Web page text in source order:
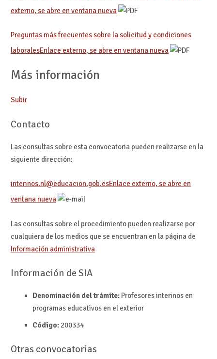
externo, se abre en ventana nueva
Preguntas más frecuentes sobre la solicitud y condiciones
laboralesEnlace externo, se abre en ventana nueva
Más información
Subir
Contacto
Las consultas sobre esta convocatoria pueden realizarse en la
siguiente dirección:
interinos.nl@educacion.gob.esEnlace externo, se abre en
ventana nueva
Las consultas sobre el procedimiento pueden realizarse por
cualquiera de los medios que se encuentran en la página de
Información administrativa
Información de SIA
Denominación del trámite: Profesores interinos en
programas educativos en el exterior
Código: 200334
Otras convocatorias